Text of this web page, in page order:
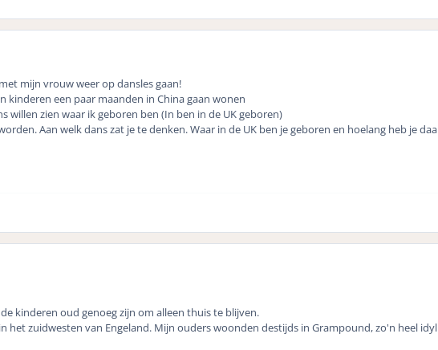
mijn vrouw weer op dansles gaan!
kinderen een paar maanden in China gaan wonen
willen zien waar ik geboren ben (In ben in de UK geboren)
Aan welk dans zat je te denken. Waar in de UK ben je geboren en hoelang heb je
kinderen oud genoeg zijn om alleen thuis te blijven.
het zuidwesten van Engeland. Mijn ouders woonden destijds in Grampound, zo'n heel